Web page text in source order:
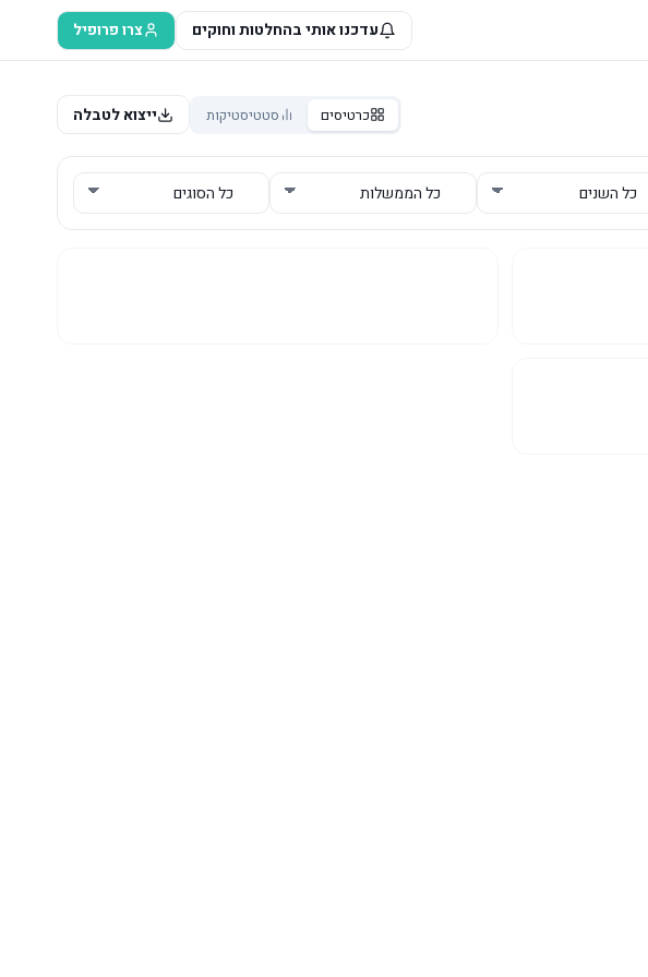
עדכנו אותי בהחלטות וחוקים צרו פרופיל
כרטיסים סטטיסטיקות ייצוא לטבלה